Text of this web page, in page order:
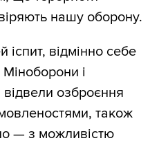
нашу оборону.
відмінно себе
і
відвели озброєння
також
— з можливістю